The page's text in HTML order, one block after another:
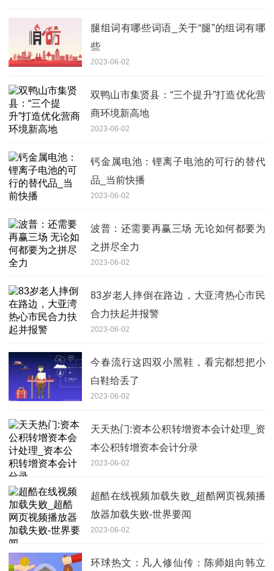
腿组词有哪些词语_关于“腿”的组词有哪
些
2023-06-02
双鸭山市集贤县：“三个提升”打造优化营
商环境新高地
2023-06-02
钙金属电池：锂离子电池的可行的替代
品_当前快播
2023-06-02
波普：还需要再赢三场 无论如何都要为
之拼尽全力
2023-06-02
83岁老人摔倒在路边，大亚湾热心市民
合力扶起并报警
2023-06-02
今春流行这四双小黑鞋，看完都想把小
白鞋给丢了
2023-06-02
天天热门:资本公积转增资本会计处理_资
本公积转增资本会计分录
2023-06-02
超酷在线视频加载失败_超酷网页视频播
放器加载失败-世界要闻
2023-06-02
环球热文：凡人修仙传：陈师姐向韩立